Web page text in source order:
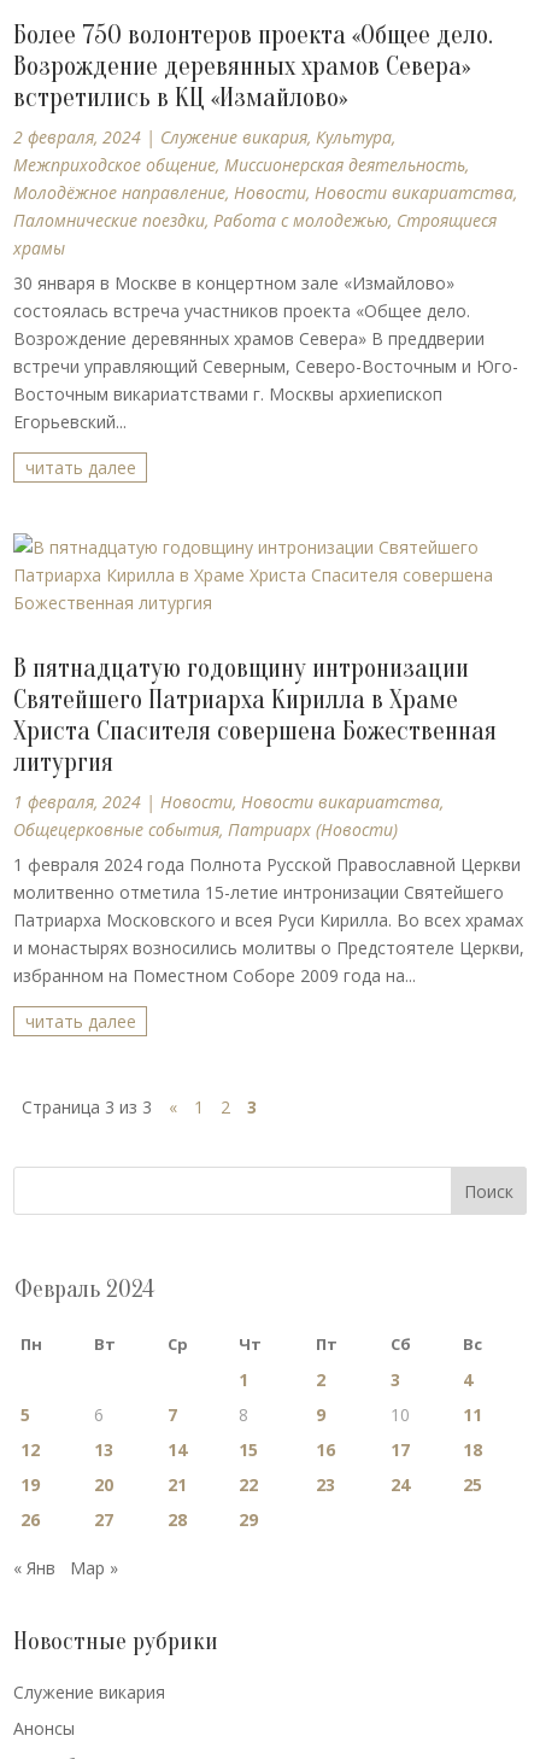
Более 750 волонтеров проекта «Общее дело.
Возрождение деревянных храмов Севера»
встретились в КЦ «Измайлово»
2 февраля, 2024 | Cлужение викария,Культура,
Межприходское общение,Миссионерская деятельность,
Молодёжное направление,Новости,Новости викариатства,
Паломнические поездки,Работа с молодежью, Строящиеся
храмы
30 января в Москве в концертном зале «Измайлово»
состоялась встреча участников проекта «Общее дело.
Возрождение деревянных храмов Севера» В преддверии
встречи управляющий Северным, Северо-Восточным и Юго-
Восточным викариатствами г. Москвы архиепископ
Егорьевский...
читать далее
В пятнадцатую годовщину интронизации
Святейшего Патриарха Кирилла в Храме
Христа Спасителя совершена Божественная
литургия
1 февраля, 2024 |Новости,Новости викариатства,
Общецерковные события,Патриарх (Новости)
1 февраля 2024 года Полнота Русской Православной Церкви
молитвенно отметила 15-летие интронизации Святейшего
Патриарха Московского и всея Руси Кирилла. Во всех храмах
и монастырях возносились молитвы о Предстоятеле Церкви,
избранном на Поместном Соборе 2009 года на...
читать далее
Страница 3 из 3 « 1 2 3
Поиск
Февраль 2024
Пн Вт Ср Чт Пт Сб Вс
1 2 3
4
5
6 7 8 9 10
11
12
13 14 15 16 17
18
19
20 21 22 23 24
25
26
27 28 29
« Янв Мар »
Новостные рубрики
Cлужение викария
Анонсы